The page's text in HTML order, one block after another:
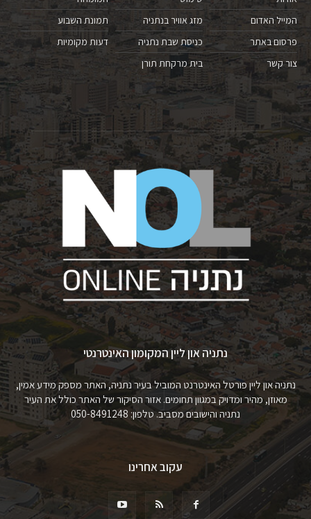
המייל האדום
פרסום באתר
צור קשר
מזג אוויר בנתניה
כניסת שבת נתניה
בית מרקחת תורן
תמונת השבוע
דעות מקומיות
נתניה און ליין המקומון האינטרנטי
נתניה און ליין פורטל האינטרנט המוביל בעיר נתניה, האתר מספק מידע אמין,
מאוזן, מהיר ומדויק במגוון תחומים. אזור הסיקור של האתר כולל את העיר
נתניה והישובים מסביב. טלפון: 050-8491248
עקוב אחרינו